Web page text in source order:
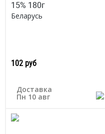
15% 180г
Беларусь
102 руб
Доставка
Пн 10 авг